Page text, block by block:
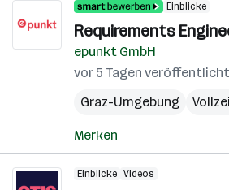
Einblicke
Requirements
epunkt GmbH
vor 5 Tagen veröffentlicht
Graz-Umgebung
Merken
Einblicke Videos